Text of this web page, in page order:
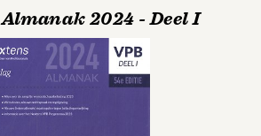
2024 - Deel I